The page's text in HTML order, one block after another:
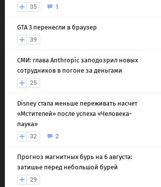
35
1
GTA 3 перенесли в браузер
39
СМИ: глава Anthropic заподозрил новых
сотрудников в погоне за деньгами
25
Disney стала меньше переживать насчет
«Мстителей» после успеха «Человека-
паука»
32
2
Прогноз магнитных бурь на 6 августа:
затишье перед небольшой бурей
29